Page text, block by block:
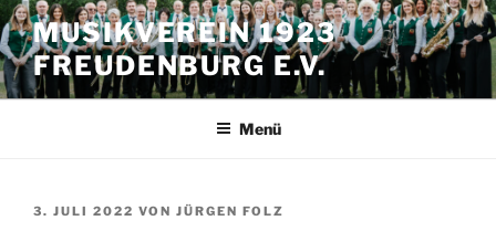
Zum
Inhalt
springen
MUSIKVEREIN 1923
FREUDENBURG E.V.
Menü
VERÖFFENTLICHT
3. JULI 2022 VON JÜRGEN FOLZ